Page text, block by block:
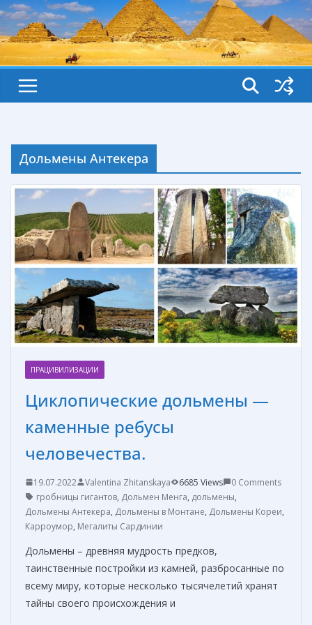
Дольмены Антекера
ПРАЦИВИЛИЗАЦИИ
Циклопические дольмены —
каменные ребусы
человечества.
19.07.2022 Valentina Zhitanskaya 6685 Views
0 Comments
гробницы гигантов, Дольмен Менга, дольмены,
Дольмены Антекера, Дольмены в Монтане, Дольмены Кореи,
Карроумор, Мегалиты Сардинии
Дольмены – древняя мудрость предков,
таинственные постройки из камней, разбросанные по
всему миру, которые несколько тысячелетий хранят
тайны своего происхождения и